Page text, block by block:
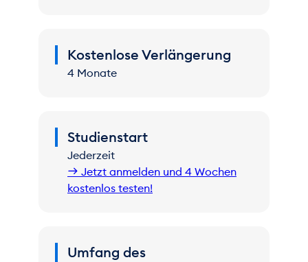
Kostenlose Verlängerung
4 Monate
Studienstart
Jederzeit
Jetzt anmelden und 4 Wochen
kostenlos testen!
Umfang des